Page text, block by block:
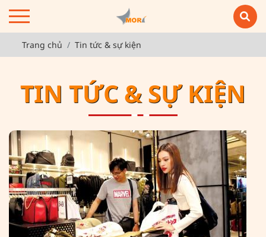
Trang chủ Tin tức & sự kiện
TIN TỨC & SỰ KIỆN